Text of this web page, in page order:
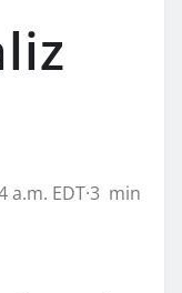
a.m. EDT·3 min